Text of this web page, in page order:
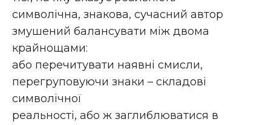
символічна, знакова, сучасний автор
змушений балансувати між двома
крайнощами:
або перечитувати наявні смисли,
перегруповуючи знаки – складові
символічної
реальності, або ж заглиблюватися в